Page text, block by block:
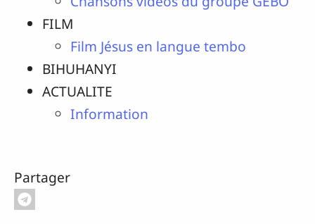
FILM
Film Jésus en langue tembo
BIHUHANYI
ACTUALITE
Information
Partager